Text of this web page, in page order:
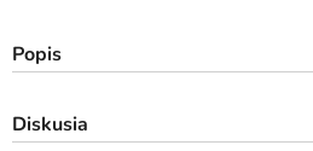
Popis
Diskusia